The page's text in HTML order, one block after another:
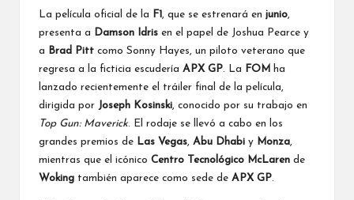
La película oficial de la F1 , que se estrenará en junio,
presenta a
Damson Idris en el papel de Joshua Pearce y
a
Brad Pitt como Sonny Hayes, un piloto veterano que
regresa a la ficticia escudería APX GP. La FOM
ha
lanzado recientemente el tráiler final de la película,
dirigida por Joseph Kosinski, conocido por su trabajo en
Top Gun: Maverick. El rodaje se llevó a cabo en los
grandes premios de Las Vegas, Abu Dhabi y Monza,
mientras que el icónico Centro Tecnológico McLaren de
Woking también aparece como sede de APX GP.